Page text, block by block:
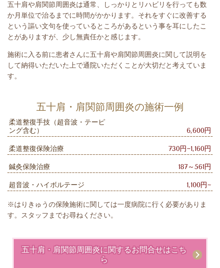
五十肩や肩関節周囲炎は通常、しっかりとリハビリを行っても数
か月単位で治るまでに時間がかかります。それをすぐに改善する
という謳い文句を使っているところがあるという事を耳にしたこ
とがありますが、少し無責任かと感じます。
施術に入る前に患者さんに五十肩や肩関節周囲炎に関して説明を
して納得いただいた上で通院いただくことが大切だと考えていま
す。
五十肩・肩関節周囲炎の施術一例
柔道整復手技（超音波・テーピ
ング含む）
6,600円
柔道整復保険治療 730円~1,160円
鍼灸保険治療 187～561円
超音波・ハイボルテージ 1,100円~
※はりきゅうの保険施術に関しては一度病院に行く必要がありま
す。スタッフまでお尋ねください。
五十肩・肩関節周囲炎に関するお問合せはこち
ら